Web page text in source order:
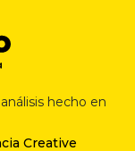
hecho en
Creative